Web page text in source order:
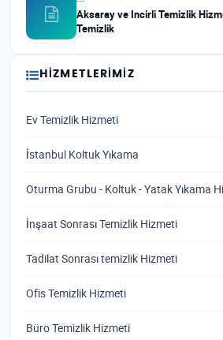
Aksaray ve Incirli Temizlik
Temizlik
HIZMETLERIMIZ
Ev Temizlik Hizmeti
İstanbul Koltuk Yıkama
Oturma Grubu - Koltuk - Yatak Yıkama
İnşaat Sonrası Temizlik Hizmeti
Tadilat Sonrası temizlik Hizmeti
Ofis Temizlik Hizmeti
Büro Temizlik Hizmeti